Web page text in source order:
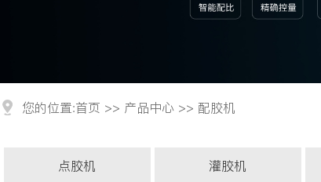
您的位置:首页 >> 产品中心 >> 配胶机
点胶机 灌胶机